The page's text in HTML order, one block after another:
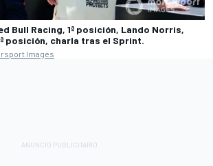
Bull Racing, 1ª posición, Lando Norris,
posición, charla tras el Sprint.
Images